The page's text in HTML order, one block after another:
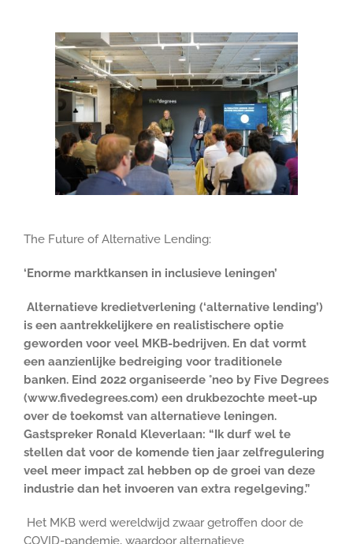
Larger
Image
The Future of Alternative Lending:
‘Enorme marktkansen in inclusieve leningen’
Alternatieve kredietverlening (‘alternative lending’)
is een aantrekkelijkere en realistischere optie
geworden voor veel MKB-bedrijven. En dat vormt
een aanzienlijke bedreiging voor traditionele
banken. Eind 2022 organiseerde °neo by Five Degrees
(www.fivedegrees.com) een drukbezochte meet-up
over de toekomst van alternatieve leningen.
Gastspreker Ronald Kleverlaan: “Ik durf wel te
stellen dat voor de komende tien jaar zelfregulering
veel meer impact zal hebben op de groei van deze
industrie dan het invoeren van extra regelgeving.”
Het MKB werd wereldwijd zwaar getroffen door de
COVID-pandemie, waardoor alternatieve